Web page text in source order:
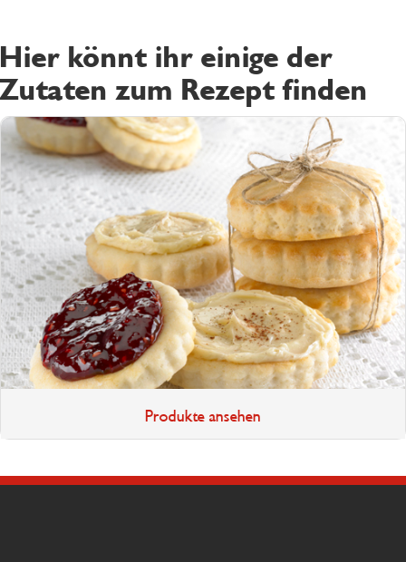
Hier könnt ihr einige der
Zutaten zum Rezept finden
Produkte ansehen